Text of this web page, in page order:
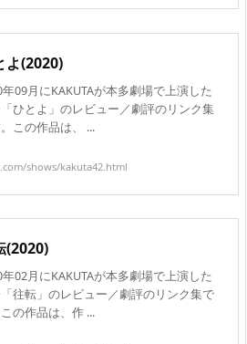
よ(2020)
年09月にKAKUTAが本多劇場で上演した
ひとよ」のレビュー／劇評のリンク集
この作品は、 ...
shows/kakuta42.html
(2020)
年02月にKAKUTAが本多劇場で上演した
往転」のレビュー／劇評のリンク集で
の作品は、作 ...